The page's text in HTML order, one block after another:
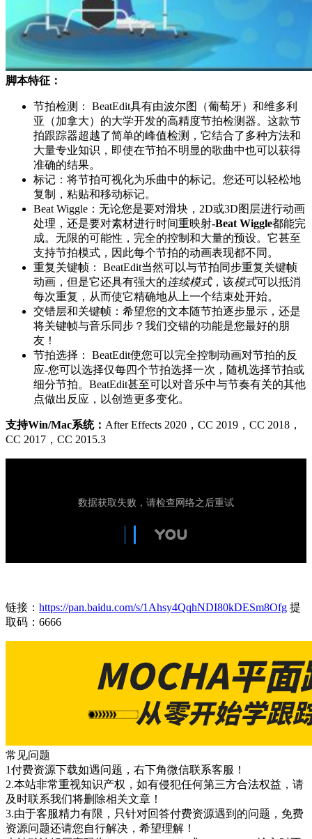
脚本特征：
节拍检测： BeatEdit具有由波尔图（葡萄牙）和维多利
亚（加拿大）的大学开发的高精度节拍检测器。这款节
拍跟踪器超越了简单的峰值检测，它结合了多种方法和
大量专业知识，即使在节拍不明显的歌曲中也可以获得
准确的结果。
标记：将节拍可视化为乐曲中的标记。您还可以轻松地
复制，粘贴和移动标记。
Beat Wiggle：无论您是要对滑块，2D或3D图层进行动画
处理，还是要对素材进行时间重映射-Beat Wiggle都能完
成。无限的可能性，完全的控制和大量的预设。它甚至
支持节拍模式，因此每个节拍的动画表现都不同。
重复关键帧： BeatEdit当然可以与节拍同步重复关键帧
动画，但是它还具有强大的连续模式，该模式可以抵消
每次重复，从而使它精确地从上一个结束处开始。
交错层和关键帧：希望您的文本随节拍逐步显示，还是
将关键帧与音乐同步？我们交错的功能是您最好的朋
友！
节拍选择： BeatEdit使您可以完全控制动画对节拍的反
应-您可以选择仅每四个节拍选择一次，随机选择节拍或
细分节拍。BeatEdit甚至可以对音乐中与节奏有关的其他
点做出反应，以创造更多变化。
支持Win/Mac系统： After Effects 2020，CC 2019，CC 2018，
CC 2017，CC 2015.3
链接： https://pan.baidu.com/s/1Ahsy4QqhNDI80kDESm8Ofg 提
取码：6666
常见问题
1付费资源下载如遇问题，右下角微信联系客服！
2.本站非常重视知识产权，如有侵犯任何第三方合法权益，请
及时联系我们将删除相关文章！
3.由于客服精力有限，只针对回答付费资源遇到的问题，免费
资源问题还请您自行解决，希望理解！